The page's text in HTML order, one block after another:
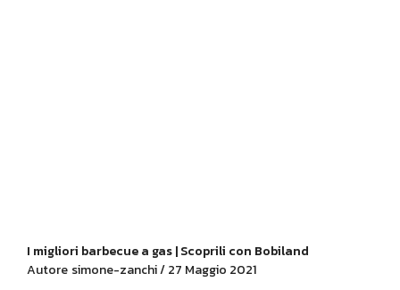
I migliori barbecue a gas | Scoprili con Bobiland
Autore simone-zanchi / 27 Maggio 2021